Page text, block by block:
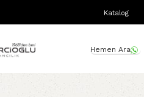
Katalog
Hemen Ara